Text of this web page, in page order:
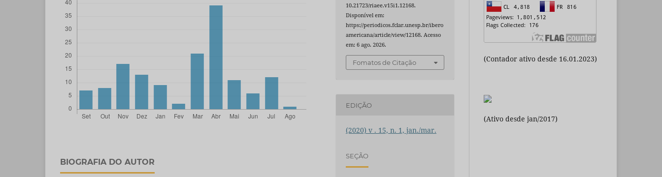
BIOGRAFIA DO AUTOR
10.21723/riaee.v15i1.12168.
Disponível em:
https://periodicos.fclar.unesp.br/ibero
americana/article/view/12168. Acesso
em: 6 ago. 2026.
Fomatos de Citação
EDIÇÃO
(2020) v . 15, n. 1, jan./mar.
SEÇÃO
(Contador ativo desde 16.01.2023)
(Ativo desde jan/2017)